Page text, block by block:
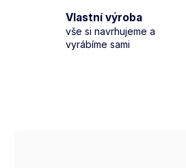
Vlastní výroba
vše si navrhujeme a
vyrábíme sami